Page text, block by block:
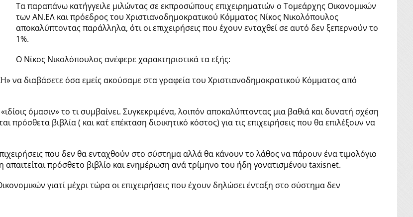
Τα παραπάνω κατήγγειλε μιλώντας σε εκπροσώπους επιχειρηματιών ο Τομεάρχης Οικονομικών
των ΑΝ.ΕΛ και πρόεδρος του Χριστιανοδημοκρατικού Κόμματος Νίκος Νικολόπουλος
αποκαλύπτοντας παράλληλα, ότι οι επιχειρήσεις που έχουν ενταχθεί σε αυτό δεν ξεπερνούν το
1%.
Ο Νίκος Νικολόπουλος ανέφερε χαρακτηριστικά τα εξής:
να διαβάσετε όσα εμείς ακούσαμε στα γραφεία του Χριστιανοδημοκρατικού Κόμματος από
όμασιν» το τι συμβαίνει. Συγκεκριμένα, λοιπόν αποκαλύπτοντας μια βαθιά και δυνατή σχέση
βιβλία ( και κατ΄ επέκταση διοικητικό κόστος) για τις επιχειρήσεις που θα επιλέξουν να
που δεν θα ενταχθούν στο σύστημα αλλά θα κάνουν το λάθος να πάρουν ένα τιμολόγιο
απαιτείται πρόσθετο βιβλίο και ενημέρωση ανά τρίμηνο του ήδη γονατισμένου taxisnet.
γιατί μέχρι τώρα οι επιχειρήσεις που έχουν δηλώσει ένταξη στο σύστημα δεν